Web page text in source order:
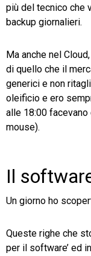
più del tecnico che
backup giornalieri.
Ma anche nel
di quello che il
generici e non
oleificio e ero
alle 18:00 facevano
mouse).
Il
Un giorno ho
Queste righe che
per il software’ ed